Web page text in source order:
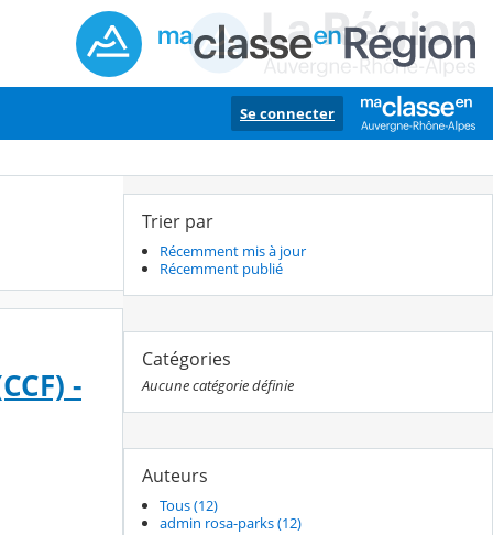
Se connecter
-
Trier par
Récemment mis à jour
Récemment publié
Catégories
Aucune catégorie définie
Auteurs
Tous (12)
admin rosa-parks (12)